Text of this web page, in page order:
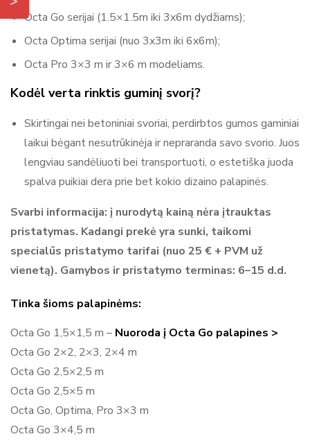
Octa Go serijai (1.5×1.5m iki 3x6m dydžiams);
Octa Optima serijai (nuo 3x3m iki 6x6m);
Octa Pro 3×3 m ir 3×6 m modeliams.
Kodėl verta rinktis guminį svorį?
Skirtingai nei betoniniai svoriai, perdirbtos gumos gaminiai
laikui bėgant nesutrūkinėja ir nepraranda savo svorio. Juos
lengviau sandėliuoti bei transportuoti, o estetiška juoda
spalva puikiai dera prie bet kokio dizaino palapinės.
Svarbi informacija: į nurodytą kainą nėra įtrauktas
pristatymas. Kadangi prekė yra sunki, taikomi
specialūs pristatymo tarifai (nuo 25 € + PVM už
vienetą). Gamybos ir pristatymo terminas: 6–15 d.d.
Tinka šioms palapinėms:
Octa Go 1,5×1,5 m – Nuoroda į Octa Go palapines >
Octa Go 2×2, 2×3, 2×4 m
Octa Go 2,5×2,5 m
Octa Go 2,5×5 m
Octa Go, Optima, Pro 3×3 m
Octa Go 3×4,5 m
sublimacines technologijas, kurios garantuoja ryškų, ilgalaikį
Kiekvienas produktas – nuo reklaminės palapinės iki
vėliavos ar stalo – pereina griežtą kokybės patikrinimą.
Mitko išsiskiria išskirtiniu aptarnavimu: nuo užsakymo iki
pritaikymo pagal poreikius ir pogarantinio aptarnavimo,
įskaitant atsargines dalis bei inžinierių pagalbą. Advent.lt
yra oficialus Mitko atstovas Lietuvoje, siūlantis platų šio
gamintojo produktų asortimentą: Prekybinės palapinės
(Octa Go, Octa Optima, Octa Pro) Reklaminiai skėčiai ir
vėliavos Tentai, reklaminės sienelės, staliukai ir aksesuarai
Individualūs sprendimai su spauda Mitko – tai ilgalaikė
kokybė, lankstumas ir patikimumas renginiuose bei lauko
- https://www.mitko.lt/